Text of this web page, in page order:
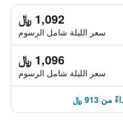
1,092 ﷼
سعر الليلة شامل الرسوم
1,096 ﷼
سعر الليلة شامل الرسوم